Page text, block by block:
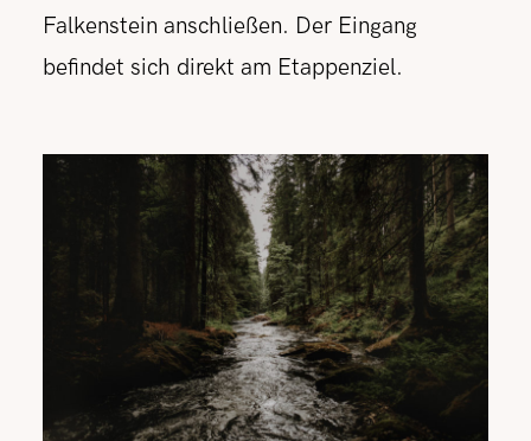
Falkenstein anschließen. Der Eingang
befindet sich direkt am Etappenziel.